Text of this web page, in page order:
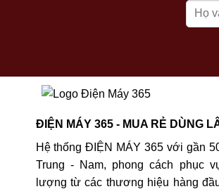
ĐIỆN MÁY 365 - MUA RẺ DÙNG
Hệ thống ĐIỆN MÁY 365 với gần
Trung - Nam, phong cách phục
lượng từ các thương hiệu hàng